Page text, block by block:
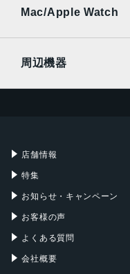
Ymobile
UQmobile
Mac/Apple Watch
周辺機器
店舗情報
特集
お知らせ・キャンペーン
お客様の声
よくある質問
会社概要